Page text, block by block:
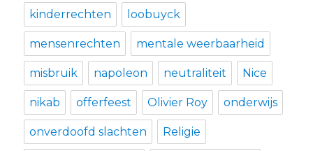
kinderrechten loobuyck
mensenrechten mentale weerbaarheid
misbruik napoleon neutraliteit Nice
nikab offerfeest Olivier Roy onderwijs
onverdoofd slachten Religie